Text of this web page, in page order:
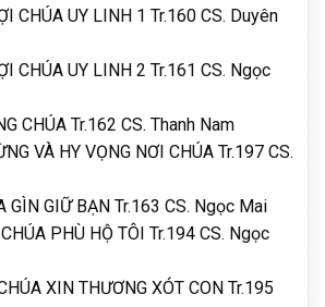
CHÚA UY LINH 1 Tr.160 CS. Duyên
CHÚA UY LINH 2 Tr.161 CS. Ngọc
CHÚA Tr.162 CS. Thanh Nam
VÀ HY VỌNG NƠI CHÚA Tr.197 CS.
GÌN GIỮ BẠN Tr.163 CS. Ngọc Mai
PHÙ HỘ TÔI Tr.194 CS. Ngọc
XIN THƯƠNG XÓT CON Tr.195